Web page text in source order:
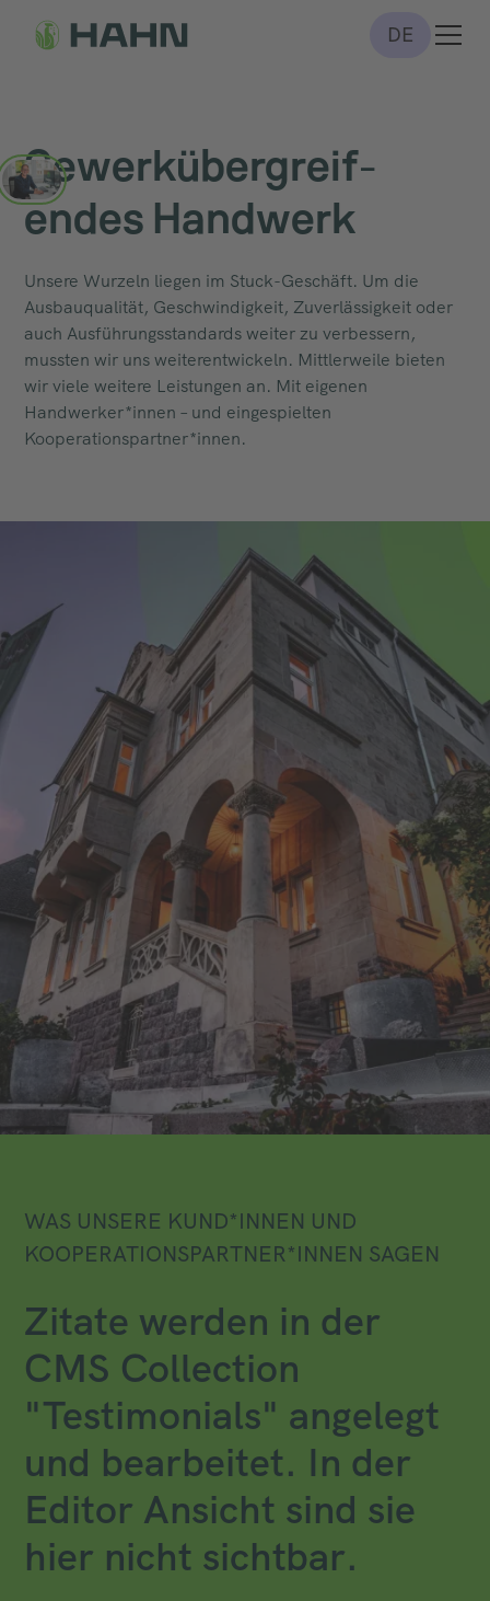
DE
Gewerk­über­greif­
endes Handwerk
Unsere Wurzeln liegen im Stuck-Geschäft. Um die
Ausbauqualität, Geschwindigkeit, Zuverlässigkeit oder
auch Ausführungsstandards weiter zu verbessern,
mussten wir uns weiterentwickeln. Mittlerweile bieten
wir viele weitere Leistungen an. Mit eigenen
Handwerker*innen – und eingespielten
Kooperationspartner*innen.
WAS UNSERE KUND*INNEN UND
KOOPERATIONSPARTNER*INNEN SAGEN
Zitate werden in der
CMS Collection
"Testimonials" angelegt
und bearbeitet. In der
Editor Ansicht sind sie
hier nicht sichtbar.